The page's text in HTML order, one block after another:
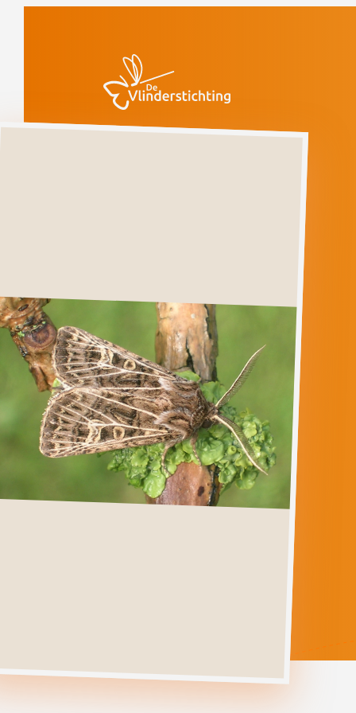
Gelijnde
grasuil
THOLERA
DECIMALIS
Ga direct naar
Verspreiding